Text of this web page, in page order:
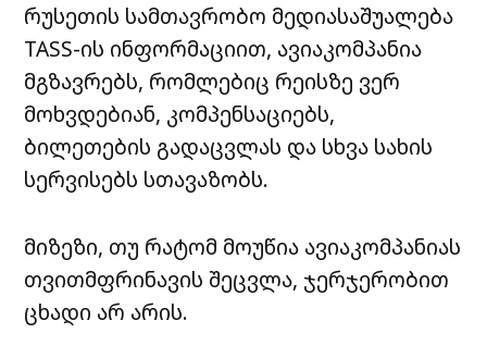
რუსეთის სამთავრობო მედიასაშუალება
TASS-ის ინფორმაციით, ავიაკომპანია
მგზავრებს, რომლებიც რეისზე ვერ
მოხვდებიან, კომპენსაციებს,
ბილეთების გადაცვლას და სხვა სახის
სერვისებს სთავაზობს.
მიზეზი, თუ რატომ მოუწია ავიაკომპანიას
თვითმფრინავის შეცვლა, ჯერჯერობით
ცხადი არ არის.